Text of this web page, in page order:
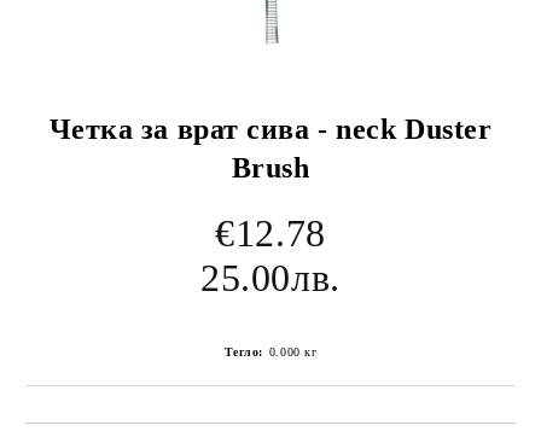
Четка за врат сива - neck Duster
Brush
€12.78
25.00лв.
Тегло: 0.000 кг